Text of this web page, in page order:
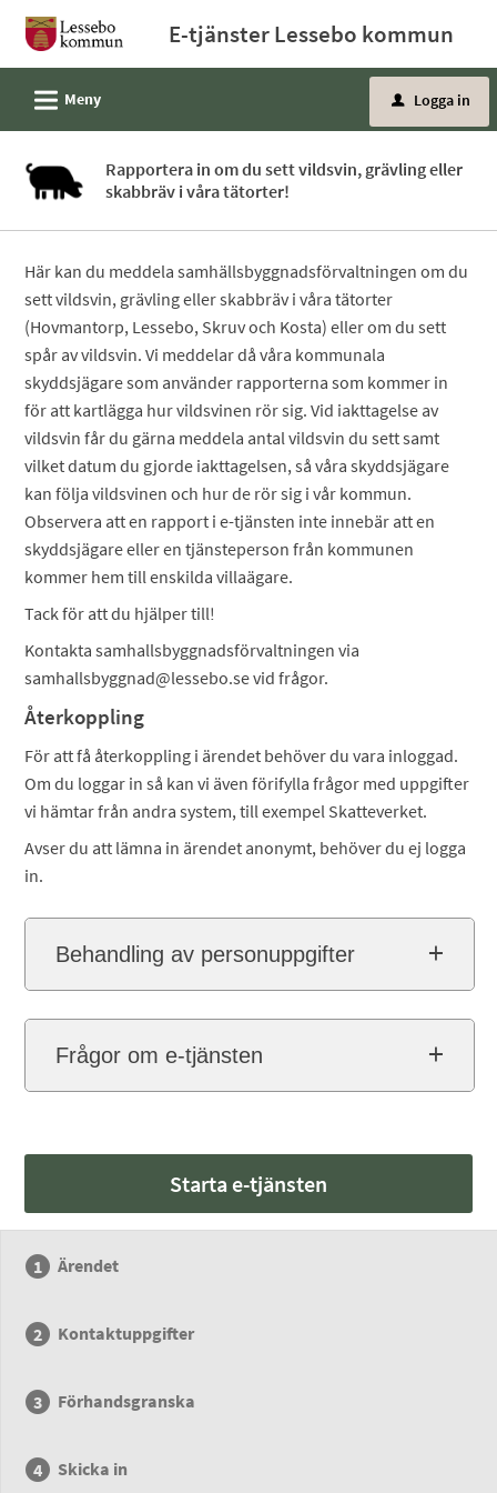
Välkommen
e-
tjänster
-
Lessebo
kommun
E-tjänster Lessebo kommun
L Meny u Logga in
Rapportera in om du sett vildsvin, grävling eller
skabbräv i våra tätorter!
Här kan du meddela samhällsbyggnadsförvaltningen om du
sett vildsvin, grävling eller skabbräv i våra tätorter
(Hovmantorp, Lessebo, Skruv och Kosta) eller om du sett
spår av vildsvin. Vi meddelar då våra kommunala
skyddsjägare som använder rapporterna som kommer in
för att kartlägga hur vildsvinen rör sig. Vid iakttagelse av
vildsvin får du gärna meddela antal vildsvin du sett samt
vilket datum du gjorde iakttagelsen, så våra skyddsjägare
kan följa vildsvinen och hur de rör sig i vår kommun.
Observera att en rapport i e-tjänsten inte innebär att en
skyddsjägare eller en tjänsteperson från kommunen
kommer hem till enskilda villaägare.
Tack för att du hjälper till!
Kontakta samhallsbyggnadsförvaltningen via
samhallsbyggnad@lessebo.se vid frågor.
Återkoppling
För att få återkoppling i ärendet behöver du vara inloggad.
Om du loggar in så kan vi även förifylla frågor med uppgifter
vi hämtar från andra system, till exempel Skatteverket.
Avser du att lämna in ärendet anonymt, behöver du ej logga
in.
Behandling av personuppgifter
Frågor om e-tjänsten
Starta e-tjänsten
Ärendet
Kontaktuppgifter
Förhandsgranska
Skicka in